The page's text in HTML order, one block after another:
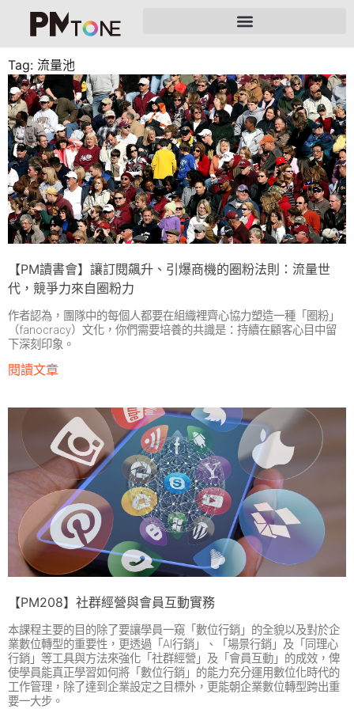
Tag: 流量池
【PM讀書會】讓訂閱飆升、引爆商機的圈粉法則：流量世
代，競爭力來自圈粉力
作者認為，團隊中的每個人都要在組織裡齊心協力塑造一種「圈粉」
（fanocracy）文化，你們需要培養的共識是：持續在顧客心目中留
下深刻印象。
閱讀文章
【PM208】社群經營與會員互動實務
本課程主要的目的除了要讓學員一窺「數位行銷」的全貌以及對於企
業數位轉型的重要性，更透過「AI行銷」、「場景行銷」及「同理心
行銷」等工具與方法來強化「社群經營」及「會員互動」的成效，俾
使學員能真正學習如何將「數位行銷」的能力充分運用數位化時代的
工作管理，除了達到企業設定之目標外，更能朝企業數位轉型跨出重
要一大步。